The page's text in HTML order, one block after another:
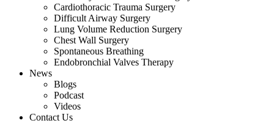
Cardiothoracic Trauma Surgery
Difficult Airway Surgery
Lung Volume Reduction Surgery
Chest Wall Surgery
Spontaneous Breathing
Endobronchial Valves Therapy
News
Blogs
Podcast
Videos
Contact Us